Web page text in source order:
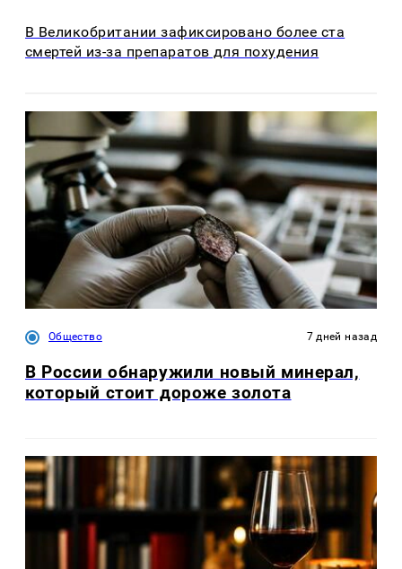
В Великобритании зафиксировано более ста
смертей из-за препаратов для похудения
Общество 7 дней назад
В России обнаружили новый минерал,
который стоит дороже золота